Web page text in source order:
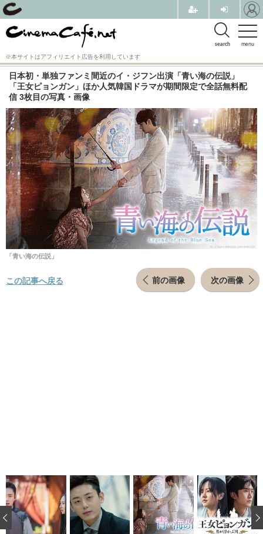
menu
search
※本サイトはアフィリエイト広告を利用しています
日本初・単独ファンミ間近のイ・ジフン出演「青い海の伝説」
「王女ピョンガン」ほか人気韓国ドラマが期間限定で全話無料配
信 3枚目の写真・画像
「青い海の伝説」
前の画像 次の画像
この記事へ戻る
‹